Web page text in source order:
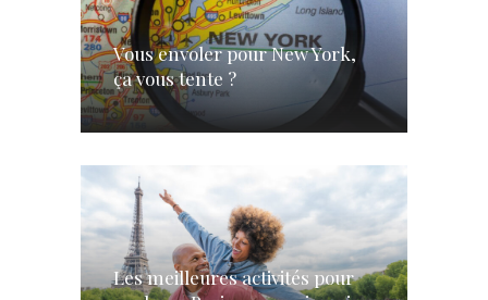
Vous envoler pour New York,
ça vous tente ?
Les meilleures activités pour